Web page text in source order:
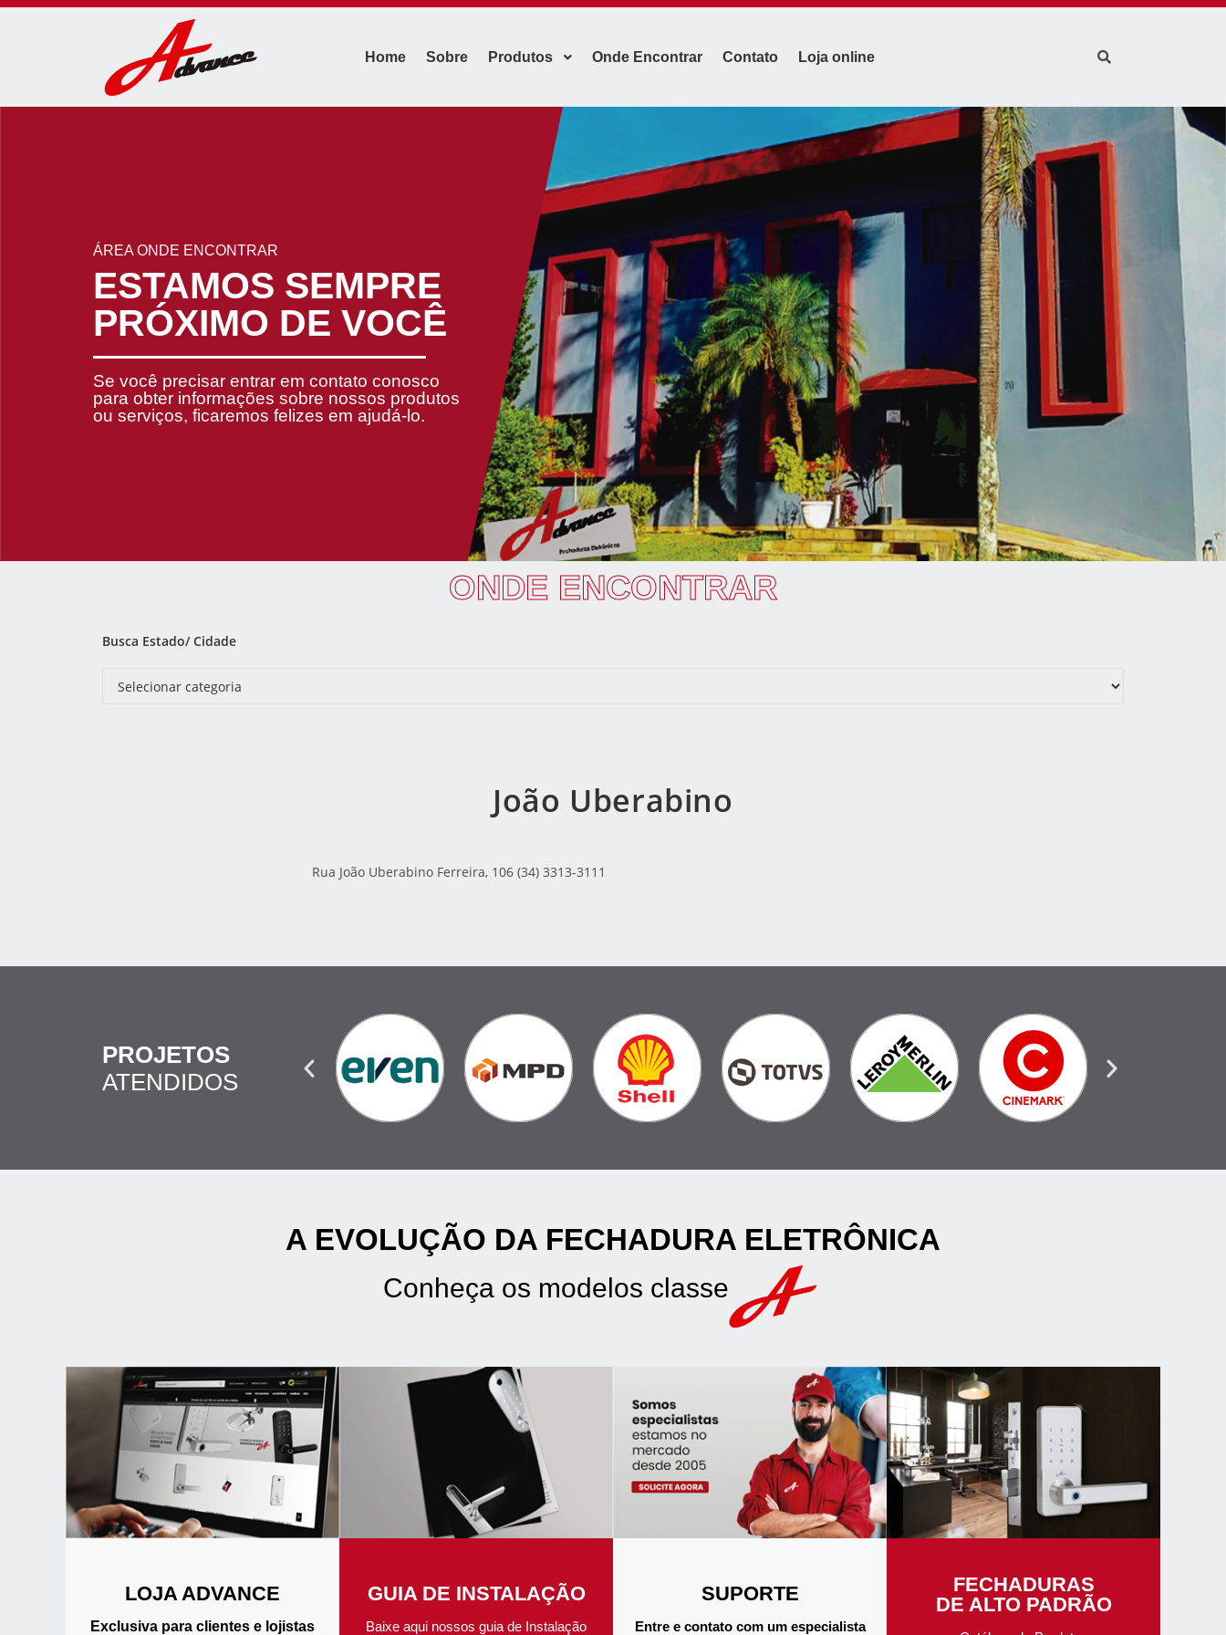
Home Sobre Produtos Onde Encontrar Contato Loja online
ÁREA ONDE ENCONTRAR
ESTAMOS SEMPRE
PRÓXIMO DE VOCÊ
Se você precisar entrar em contato conosco
para obter informações sobre nossos produtos
ou serviços, ficaremos felizes em ajudá-lo.
ONDE ENCONTRAR
Busca Estado/ Cidade
João Uberabino
Rua João Uberabino Ferreira, 106 (34) 3313-3111
PROJETOS
ATENDIDOS
A EVOLUÇÃO DA FECHADURA ELETRÔNICA
Conheça os modelos classe
LOJA ADVANCE
Exclusiva para clientes e lojistas
GUIA DE INSTALAÇÃO
Baixe aqui nossos guia de Instalação
SUPORTE
Entre e contato com um especialista
FECHADURAS
DE ALTO PADRÃO